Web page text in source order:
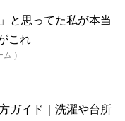
と思ってた私が本当
これ
ム )
ガイド｜洗濯や台所